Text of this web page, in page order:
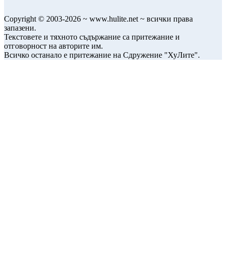
Copyright © 2003-2026 ~ www.hulite.net ~ всички права
запазени.
Текстовете и тяхното съдържание са притежание и
отговорност на авторите им.
Всичко останало е притежание на Сдружение "ХуЛите".